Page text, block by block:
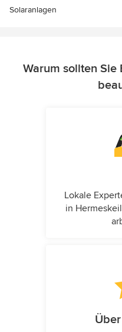
Solaranlagen
Warum sollten Sie
Lokale
in